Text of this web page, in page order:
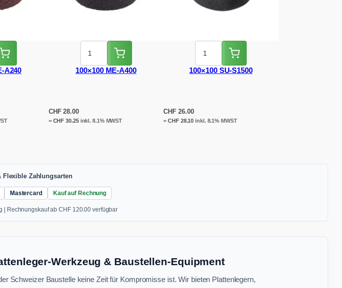
A240 100×100 ME-A400
CHF28.00
= CHF 30.25inkl. 8.1% MWST
100×100 SU-S1500
CHF 26.00
=CHF28.10 inkl. 8.1% MWST
Flexible Zahlungsarten
Mastercard Kauf auf Rechnung
| Rechnungskauf ab CHF 120.00 verfügbar
Werkzeug & Baustellen-Equipment
Schweizer Baustelle keine Zeit für Kompromisse ist. Wir bieten Plattenlegern,